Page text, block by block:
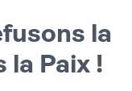
la
Paix !